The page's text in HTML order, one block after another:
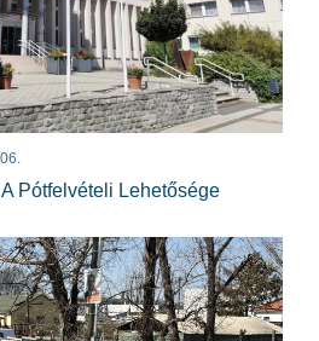
Pótfelvételi Lehetősége